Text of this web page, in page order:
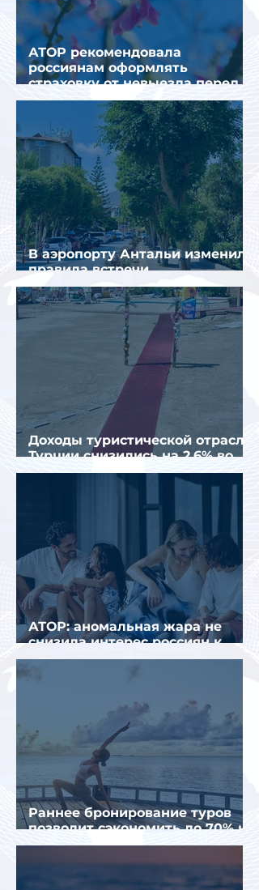
АТОР рекомендовала
россиянам оформлять
страховку от невыезда перед
поездкой в Грецию
В аэропорту Антальи изменили
правила встречи
организованных туристов
Доходы туристической отрасли
Турции снизились на 2,6% во
втором квартале 2026 года
АТОР: аномальная жара не
снизила интерес россиян к
летнему отдыху в Европе
Раннее бронирование туров
позволит сэкономить до 70% на
летнем отдыхе — АТОР